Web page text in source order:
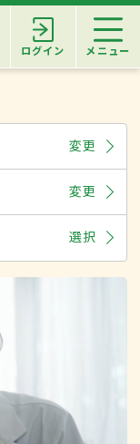
ログイン メニュー
変更
変更
選択